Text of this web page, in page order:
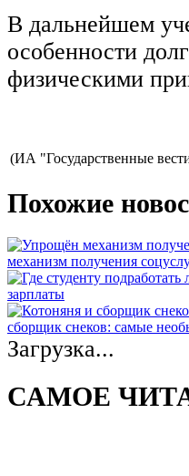
В дальнейшем
особенности
физическими
(ИА "Государственные
Похожие
механизм получения
зарплаты
сборщик снеков: самые
Загрузка...
САМОЕ